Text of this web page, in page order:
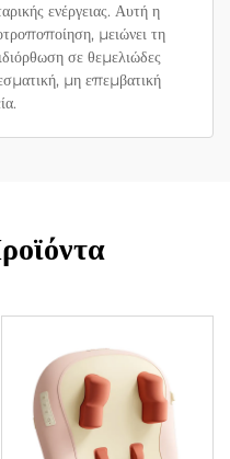
ενέργειας. Αυτή η
μειώνει τη
σε θεμελιώδες
μη επεμβατική